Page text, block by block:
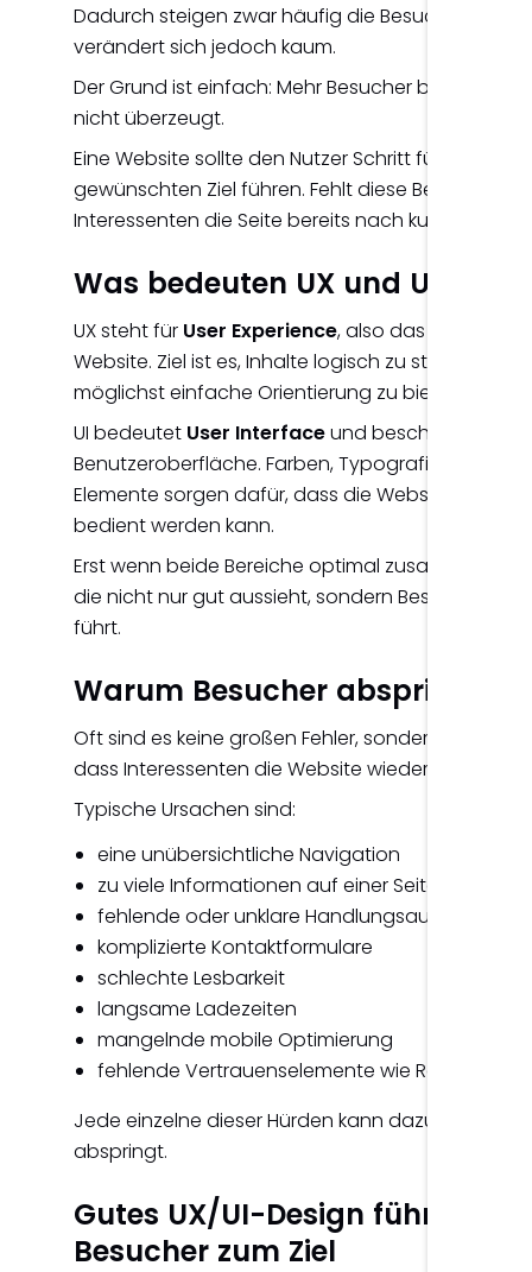
Dadurch steigen zwar häufig die Besucherzahlen,
verändert sich jedoch kaum.
Der Grund ist einfach: Mehr Besucher bringen
nicht überzeugt.
Eine Website sollte den Nutzer Schritt für Schritt
gewünschten Ziel führen. Fehlt diese
Interessenten die Seite bereits nach kurzer Zeit.
Was bedeuten UX und UI?
UX steht für User Experience, also das gesamte
Website. Ziel ist es, Inhalte logisch zu strukturieren
möglichst einfache Orientierung zu bieten.
UI bedeutet User Interfaceund beschreibt die
Benutzeroberfläche. Farben, Typografie, Buttons,
Elemente sorgen dafür, dass die Website
bedient werden kann.
Erst wenn beide Bereiche optimal
die nicht nur gut aussieht, sondern Besucher
führt.
Warum Besucher abspringen
Oft sind es keine großen Fehler, sondern viele
dass Interessenten die Website wieder verlassen.
Typische Ursachen sind:
eine unübersichtliche Navigation
zu viele Informationen auf einer Seite
fehlende oder unklare
komplizierte Kontaktformulare
schlechte Lesbarkeit
langsame Ladezeiten
mangelnde mobile Optimierung
fehlende Vertrauenselemente wie Referenzen
Jede einzelne dieser Hürden kann dazu führen,
abspringt.
Gutes UX/UI-Design führt
Besucher zum Ziel